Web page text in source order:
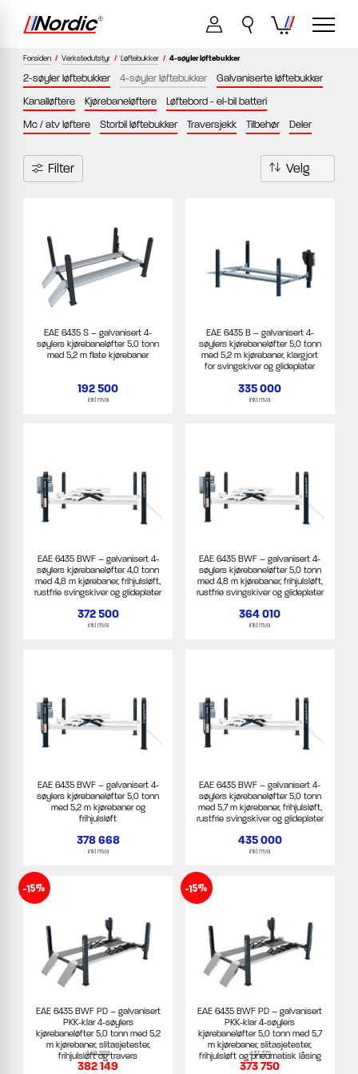
Forsiden / Verkstedutstyr / Løftebukker / 4-søyler løftebukker
2-søyler løftebukker 4-søyler løftebukker
Galvaniserte løftebukker
Kanalløftere
Kjørebaneløftere
Løftebord - el-bil batteri
Mc / atv løftere
Storbil løftebukker Traversjekk Tilbehør Deler
Filter
EAE 6435 S – galvanisert 4-
søylers kjørebaneløfter 5,0 tonn
med 5,2 m flate kjørebaner
192 500
inkl mva
EAE 6435 B – galvanisert 4-
søylers kjørebaneløfter 5,0 tonn
med 5,2 m kjørebaner, klargjort
for svingskiver og glideplater
335 000
inkl mva
EAE 6435 BWF – galvanisert 4-
søylers kjørebaneløfter 4,0 tonn
med 4,8 m kjørebaner, frihjulsløft,
rustfrie svingskiver og glideplater
372 500
inkl mva
EAE 6435 BWF – galvanisert 4-
søylers kjørebaneløfter 5,0 tonn
med 4,8 m kjørebaner, frihjulsløft,
rustfrie svingskiver og glideplater
364 010
inkl mva
EAE 6435 BWF – galvanisert 4-
søylers kjørebaneløfter 5,0 tonn
med 5,2 m kjørebaner og
frihjulsløft
378 668
inkl mva
EAE 6435 BWF – galvanisert 4-
søylers kjørebaneløfter 5,0 tonn
med 5,7 m kjørebaner, frihjulsløft,
rustfrie svingskiver og glideplater
435 000
inkl mva
-15%
EAE 6435 BWF PD – galvanisert
PKK-klar 4-søylers
kjørebaneløfter 5,0 tonn med 5,2
m kjørebaner, slitasjetester,
frihjulsløft og travers
449 588
382 149
-15%
EAE 6435 BWF PD – galvanisert
PKK-klar 4-søylers
kjørebaneløfter 5,0 tonn med 5,7
m kjørebaner, slitasjetester,
frihjulsløft og pneumatisk låsing
437 375
373 750